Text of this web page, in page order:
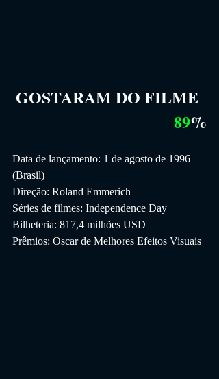
GOSTARAM DO FILME
89%
Data de lançamento: 1 de agosto de 1996
(Brasil)
Direção: Roland Emmerich
Séries de filmes: Independence Day
Bilheteria: 817,4 milhões USD
Prêmios: Oscar de Melhores Efeitos Visuais